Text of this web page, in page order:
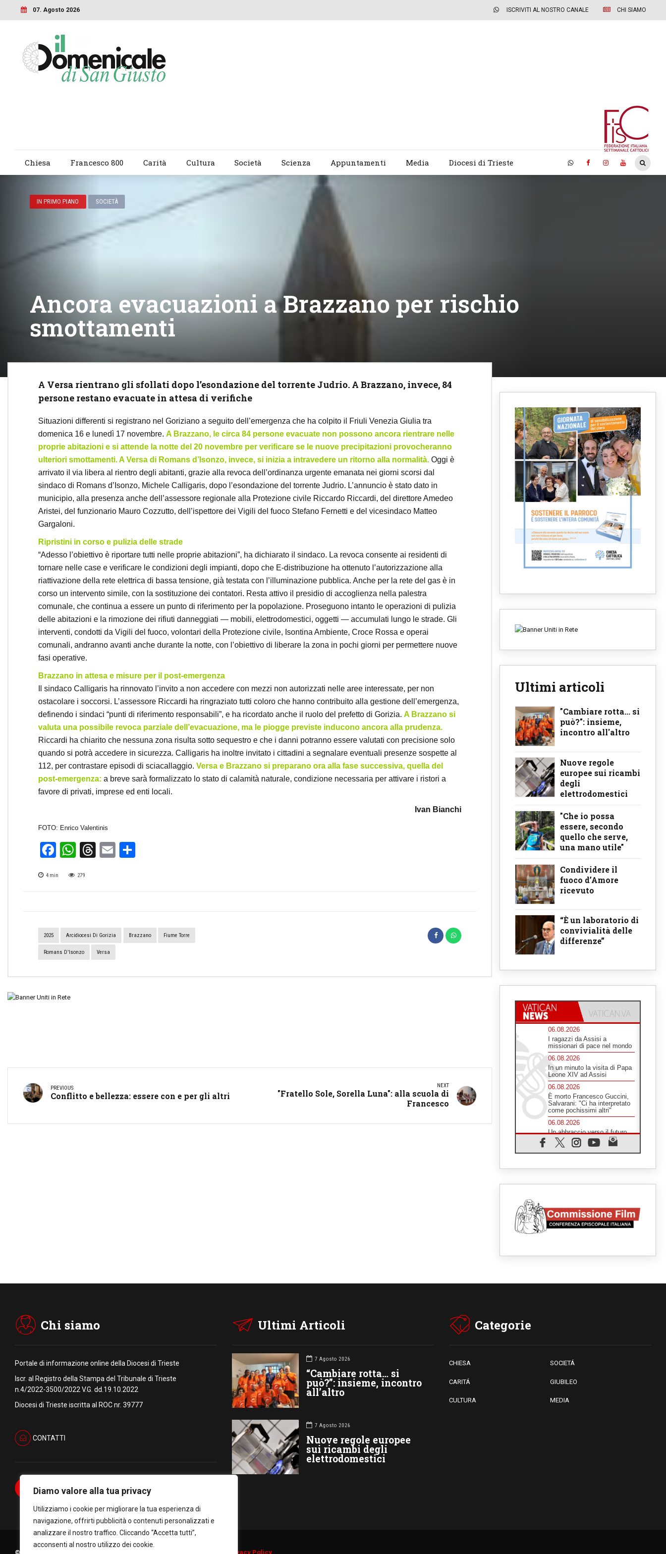
Diamo valore alla tua privacy
Utilizziamo i cookie per migliorare la tua esperienza di
navigazione, offrirti pubblicità o contenuti personalizzati e
analizzare il nostro traffico. Cliccando “Accetta tutti”,
acconsenti al nostro utilizzo dei cookie.
07. Agosto 2026 ISCRIVITI AL NOSTRO CANALE CHI SIAMO
Chiesa Francesco 800 Carità Cultura Società Scienza Appuntamenti Media Diocesi di Trieste
IN PRIMO PIANO SOCIETÀ
Ancora evacuazioni a Brazzano per rischio
smottamenti
A Versa rientrano gli sfollati dopo l’esondazione del torrente Judrio. A Brazzano, invece, 84
persone restano evacuate in attesa di verifiche
Situazioni differenti si registrano nel Goriziano a seguito dell’emergenza che ha colpito il Friuli Venezia Giulia tra
domenica 16 e lunedì 17 novembre. A Brazzano, le circa 84 persone evacuate non possono ancora rientrare nelle
proprie abitazioni e si attende la notte del 20 novembre per verificare se le nuove precipitazioni provocheranno
ulteriori smottamenti. A Versa di Romans d’Isonzo, invece, si inizia a intravedere un ritorno alla normalità. Oggi è
arrivato il via libera al rientro degli abitanti, grazie alla revoca dell’ordinanza urgente emanata nei giorni scorsi dal
sindaco di Romans d’Isonzo, Michele Calligaris, dopo l’esondazione del torrente Judrio. L’annuncio è stato dato in
municipio, alla presenza anche dell’assessore regionale alla Protezione civile Riccardo Riccardi, del direttore Amedeo
Aristei, del funzionario Mauro Cozzutto, dell’ispettore dei Vigili del fuoco Stefano Fernetti e del vicesindaco Matteo
Gargaloni.
Ripristini in corso e pulizia delle strade
“Adesso l’obiettivo è riportare tutti nelle proprie abitazioni”, ha dichiarato il sindaco. La revoca consente ai residenti di
tornare nelle case e verificare le condizioni degli impianti, dopo che E-distribuzione ha ottenuto l’autorizzazione alla
riattivazione della rete elettrica di bassa tensione, già testata con l’illuminazione pubblica. Anche per la rete del gas è in
corso un intervento simile, con la sostituzione dei contatori. Resta attivo il presidio di accoglienza nella palestra
comunale, che continua a essere un punto di riferimento per la popolazione. Proseguono intanto le operazioni di pulizia
delle abitazioni e la rimozione dei rifiuti danneggiati — mobili, elettrodomestici, oggetti — accumulati lungo le strade. Gli
interventi, condotti da Vigili del fuoco, volontari della Protezione civile, Isontina Ambiente, Croce Rossa e operai
comunali, andranno avanti anche durante la notte, con l’obiettivo di liberare la zona in pochi giorni per permettere nuove
fasi operative.
Brazzano in attesa e misure per il post-emergenza
Il sindaco Calligaris ha rinnovato l’invito a non accedere con mezzi non autorizzati nelle aree interessate, per non
ostacolare i soccorsi. L’assessore Riccardi ha ringraziato tutti coloro che hanno contribuito alla gestione dell’emergenza,
definendo i sindaci “punti di riferimento responsabili”, e ha ricordato anche il ruolo del prefetto di Gorizia. A Brazzano si
valuta una possibile revoca parziale dell’evacuazione, ma le piogge previste inducono ancora alla prudenza.
Riccardi ha chiarito che nessuna zona risulta sotto sequestro e che i danni potranno essere valutati con precisione solo
quando si potrà accedere in sicurezza. Calligaris ha inoltre invitato i cittadini a segnalare eventuali presenze sospette al
112, per contrastare episodi di sciacallaggio. Versa e Brazzano si preparano ora alla fase successiva, quella del
post-emergenza: a breve sarà formalizzato lo stato di calamità naturale, condizione necessaria per attivare i ristori a
favore di privati, imprese ed enti locali.
Ivan Bianchi
FOTO: Enrico Valentinis
Facebook
WhatsApp
Threads
Email
4 min 279
2025 Arcidiocesi Di Gorizia Brazzano Fiume Torre
Romans D'Isonzo Versa
PREVIOUS
Conflitto e bellezza: essere con e per gli altri
NEXT
"Fratello Sole, Sorella Luna": alla scuola di
Francesco
Ultimi articoli
"Cambiare rotta... si
può?": insieme,
incontro all'altro
Nuove regole
europee sui ricambi
degli
elettrodomestici
"Che io possa
essere, secondo
quello che serve,
una mano utile"
Condividere il
fuoco d’Amore
ricevuto
“È un laboratorio di
convivialità delle
differenze”
06.08.2026
I ragazzi da Assisi a
missionari di pace nel mondo
06.08.2026
In un minuto la visita di Papa
Leone XIV ad Assisi
06.08.2026
È morto Francesco Guccini,
Salvarani: "Ci ha interpretato
come pochissimi altri"
06.08.2026
Un abbraccio verso il futuro,
la grande festa del Papa e dei
giovani ad Assisi
Il grazie dei giovani al Papa:
06.08.2026
separano gli esseri umani
06.08.2026
06.08.2026
Hiroshima e Nagasaki, 81
di preghiera per la pace"
Chi siamo
Portale di informazione online della Diocesi di Trieste
Iscr. al Registro della Stampa del Tribunale di Trieste
n.4/2022-3500/2022 V.G. dd.19.10.2022
Diocesi di Trieste iscritta al ROC nr. 39777
CONTATTI
Ultimi Articoli
7 Agosto 2026
“Cambiare rotta… si
può?”: insieme, incontro
all’altro
7 Agosto 2026
Nuove regole europee
sui ricambi degli
elettrodomestici
Categorie
CHIESA SOCIETÁ
CARITÁ GIUBILEO
CULTURA MEDIA
© Copyright Diocesi di Trieste C.F. 90034770322. All rights reserved. Privacy Policy